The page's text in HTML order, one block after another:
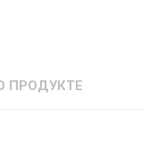
ПРОДУКТЕ